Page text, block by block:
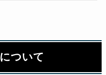
ついて